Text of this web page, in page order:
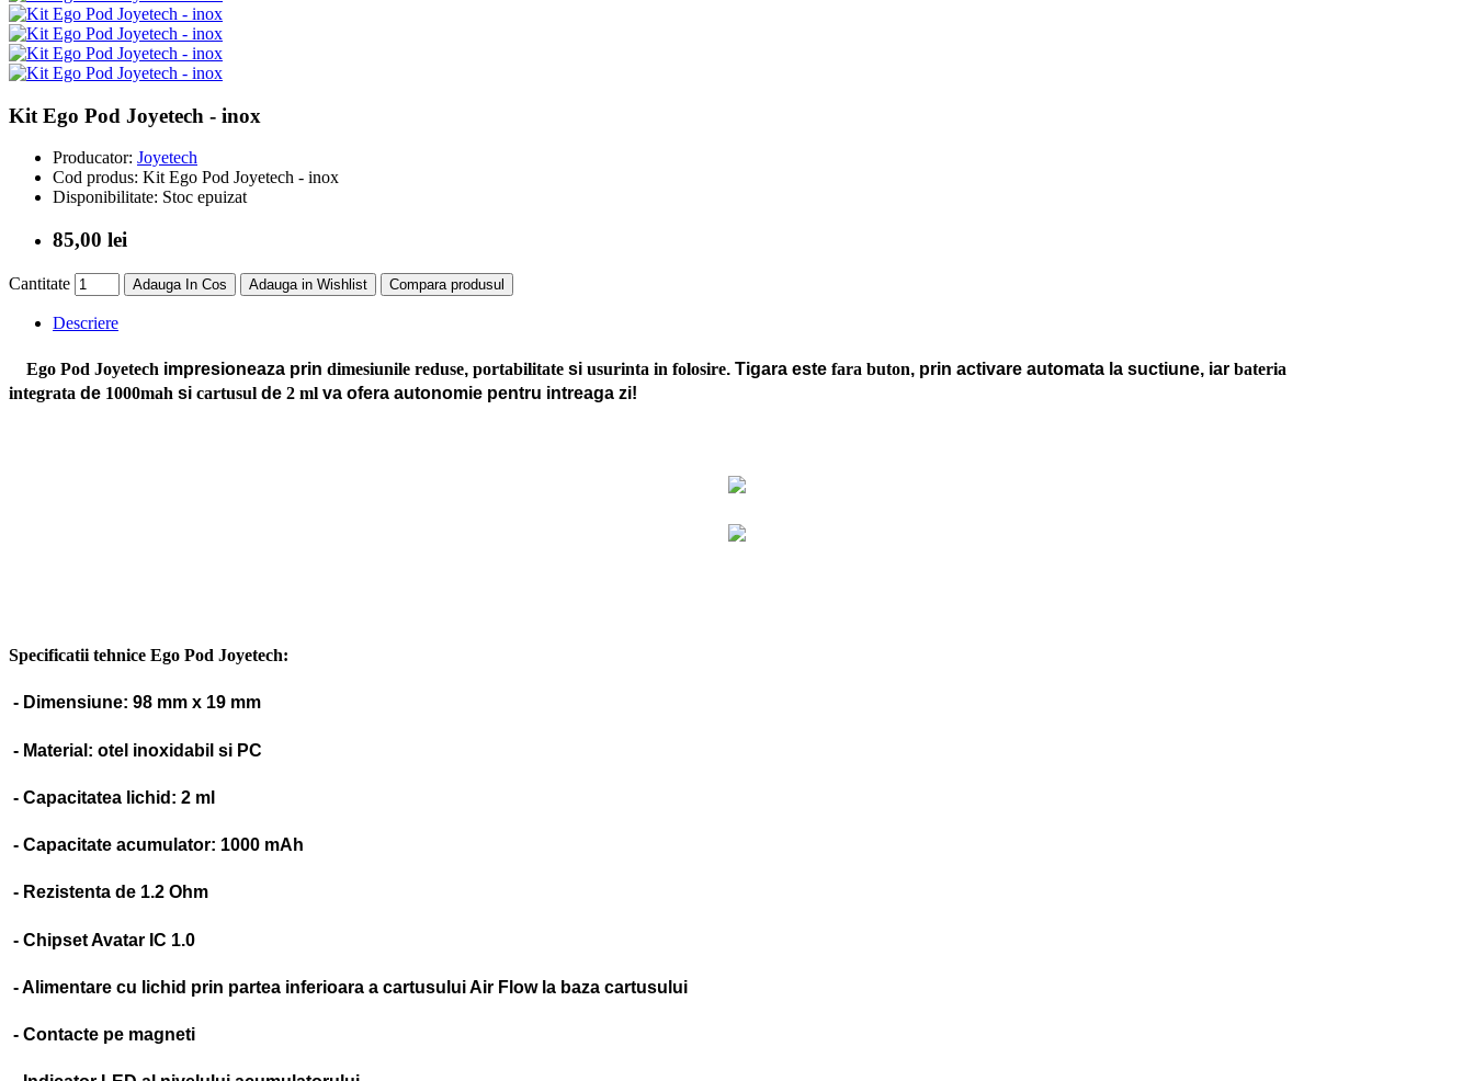
Kit Ego Pod Joyetech - inox
Producator: Joyetech
Cod produs: Kit Ego Pod Joyetech - inox
Disponibilitate: Stoc epuizat
85,00 lei
Cantitate Adauga In Cos Adauga in Wishlist Compara produsul
Descriere
Ego Pod Joyetech impresioneaza prin dimesiunile reduse, portabilitate si usurinta in folosire. Tigara este fara buton, prin activare automata la suctiune, iar bateria
integrata de 1000mah si cartusul de 2 ml va ofera autonomie pentru intreaga zi!
Specificatii tehnice Ego Pod Joyetech:
- Dimensiune: 98 mm x 19 mm
- Material: otel inoxidabil si PC
- Capacitatea lichid: 2 ml
- Capacitate acumulator: 1000 mAh
- Rezistenta de 1.2 Ohm
- Chipset Avatar IC 1.0
- Alimentare cu lichid prin partea inferioara a cartusului Air Flow la baza cartusului
- Contacte pe magneti